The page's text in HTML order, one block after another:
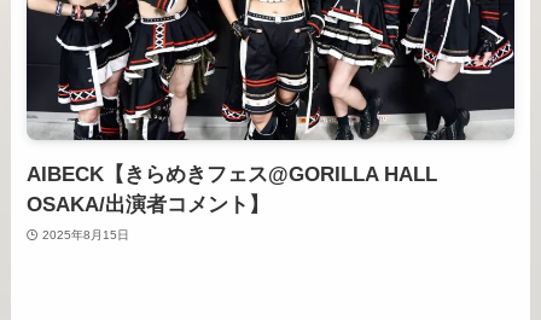
AIBECK【きらめきフェス@GORILLA HALL
OSAKA/出演者コメント】
2025年8月15日